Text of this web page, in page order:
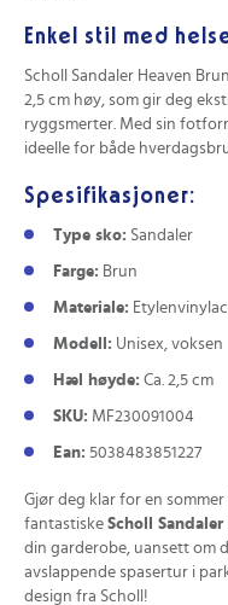
Enkel stil med
Scholl Sandaler Heaven
2,5 cm høy, som gir deg
ryggsmerter. Med sin
ideelle for både
Spesifikasjoner:
Type sko: Sandaler
Farge: Brun
Materiale:
Modell: Unisex, voksen
Hæl høyde: Ca. 2,5 cm
SKU: MF230091004
Ean: 5038483851227
Gjør deg klar for en
fantastiske Scholl Sandaler
din garderobe, uansett om
avslappende spasertur i
design fra Scholl!